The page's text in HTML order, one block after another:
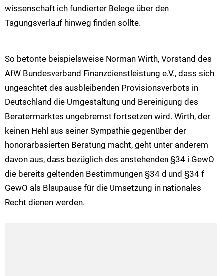
wissenschaftlich fundierter Belege über den
Tagungsverlauf hinweg finden sollte.
So betonte beispielsweise Norman Wirth, Vorstand des
AfW Bundesverband Finanzdienstleistung e.V., dass sich
ungeachtet des ausbleibenden Provisionsverbots in
Deutschland die Umgestaltung und Bereinigung des
Beratermarktes ungebremst fortsetzen wird. Wirth, der
keinen Hehl aus seiner Sympathie gegenüber der
honorarbasierten Beratung macht, geht unter anderem
davon aus, dass bezüglich des anstehenden §34 i GewO
die bereits geltenden Bestimmungen §34 d und §34 f
GewO als Blaupause für die Umsetzung in nationales
Recht dienen werden.